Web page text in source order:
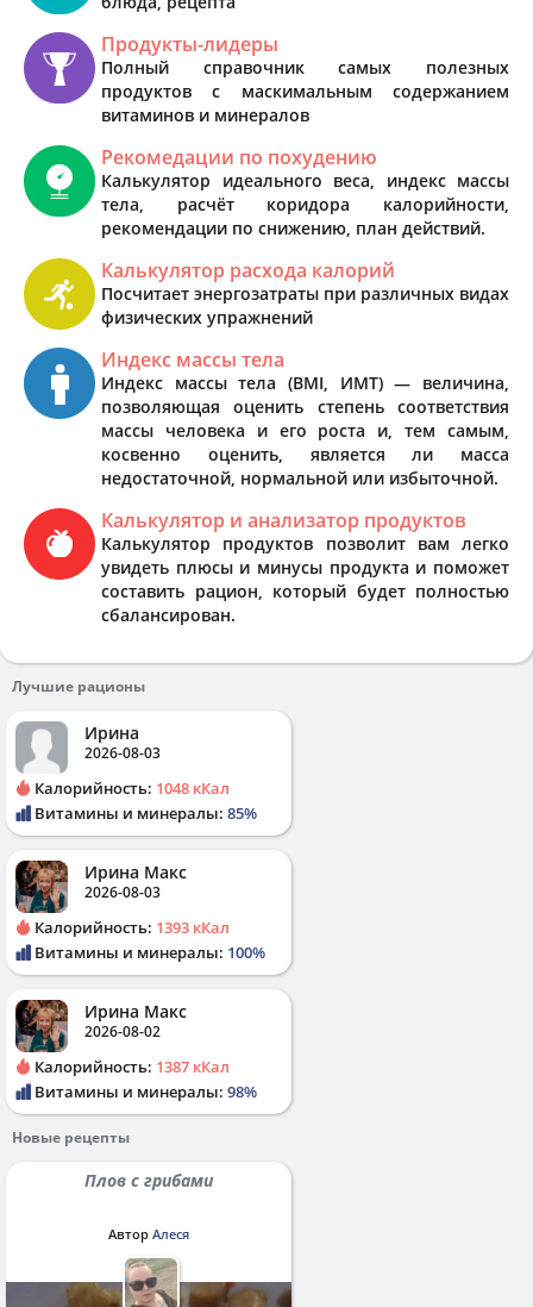
Продукты-лидеры
Полный справочник самых полезных
продуктов с маскимальным содержанием
витаминов и минералов
Рекомедации по похудению
Калькулятор идеального веса, индекс массы
тела, расчёт коридора калорийности,
рекомендации по снижению, план действий.
Калькулятор расхода калорий
Посчитает энергозатраты при различных видах
физических упражнений
Индекс массы тела
Индекс массы тела (BMI, ИМТ) — величина,
позволяющая оценить степень соответствия
массы человека и его роста и, тем самым,
косвенно оценить, является ли масса
недостаточной, нормальной или избыточной.
Калькулятор и анализатор продуктов
Калькулятор продуктов позволит вам легко
увидеть плюсы и минусы продукта и поможет
составить рацион, который будет полностью
сбалансирован.
Лучшие рационы
Ирина
2026-08-03
Калорийность: 1048 кКал
Витамины и минералы: 85%
Ирина Макс
2026-08-03
Калорийность: 1393 кКал
Витамины и минералы: 100%
Ирина Макс
2026-08-02
Калорийность: 1387 кКал
Витамины и минералы: 98%
Новые рецепты
Плов с грибами
Автор Алеся